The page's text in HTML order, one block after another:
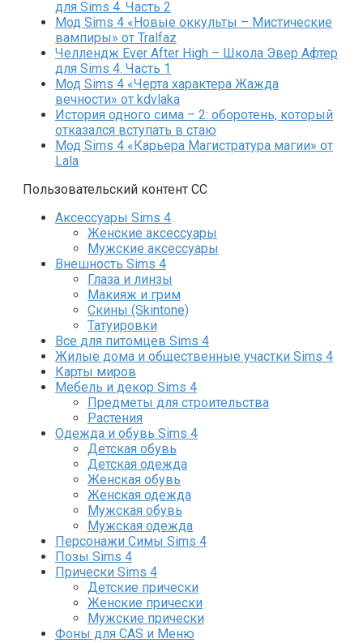
для Sims 4. Часть 2
Мод Sims 4 «Новые оккульты – Мистические
вампиры» от Tralfaz
Челлендж Ever After High – Школа Эвер Афтер
для Sims 4. Часть 1
Мод Sims 4 «Черта характера Жажда
вечности» от kdvlaka
История одного сима – 2: оборотень, который
отказался вступать в стаю
Мод Sims 4 «Карьера Магистратура магии» от
Lala
Пользовательский контент СС
Аксессуары Sims 4
Женские аксессуары
Мужские аксессуары
Внешность Sims 4
Глаза и линзы
Макияж и грим
Скины (Skintone)
Татуировки
Все для питомцев Sims 4
Жилые дома и общественные участки Sims 4
Карты миров
Мебель и декор Sims 4
Предметы для строительства
Растения
Одежда и обувь Sims 4
Детская обувь
Детская одежда
Женская обувь
Женская одежда
Мужская обувь
Мужская одежда
Персонажи Симы Sims 4
Позы Sims 4
Прически Sims 4
Детские прически
Женские прически
Мужские прически
Фоны для CAS и Меню